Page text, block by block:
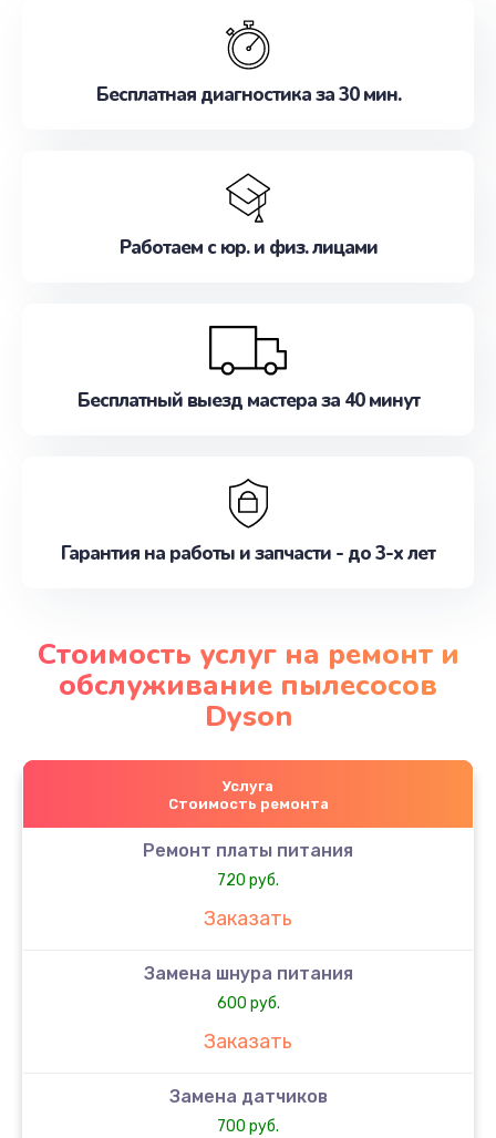
Бесплатная диагностика за 30 мин.
Работаем с юр. и физ. лицами
Бесплатный выезд мастера за 40 минут
Гарантия на работы и запчасти - до 3-х лет
Стоимость услуг на ремонт и
обслуживание пылесосов
Dyson
Услуга
Стоимость ремонта
Ремонт платы питания
720 руб.
Заказать
Замена шнура питания
600 руб.
Заказать
Замена датчиков
700 руб.